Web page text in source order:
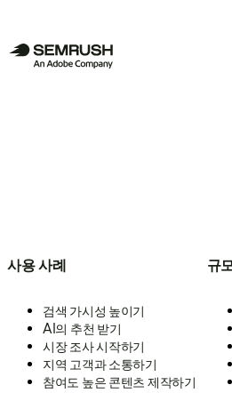
사용 사례
검색 가시성 높이기
AI의 추천 받기
시장 조사 시작하기
지역 고객과 소통하기
참여도 높은 콘텐츠 제작하기
규